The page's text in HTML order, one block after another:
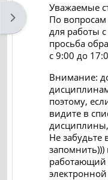
Открыть боковую
Уважаемые
По
для работы
просьба
с 9:00 до
Внимание:
поэтому,
видите в
дисциплины,
Не забудьте
запомнить)))
работающий